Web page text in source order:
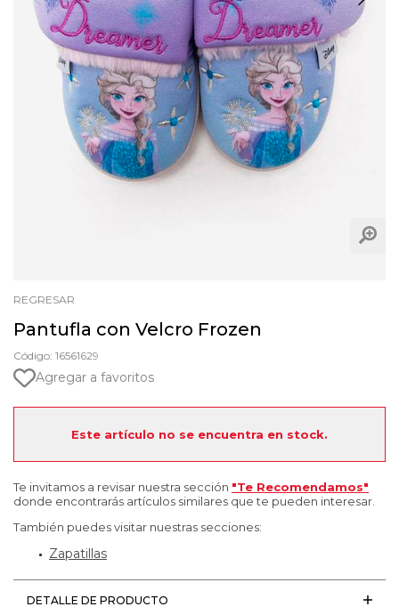
REGRESAR
Pantufla con Velcro Frozen
Código: 16561629
Agregar a favoritos
Este artículo no se encuentra en stock.
Te invitamos a revisar nuestra sección "Te Recomendamos"
donde encontrarás artículos similares que te pueden interesar.
También puedes visitar nuestras secciones:
Zapatillas
DETALLE DE PRODUCTO